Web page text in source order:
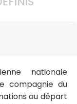
nationale
compagnie du
au départ